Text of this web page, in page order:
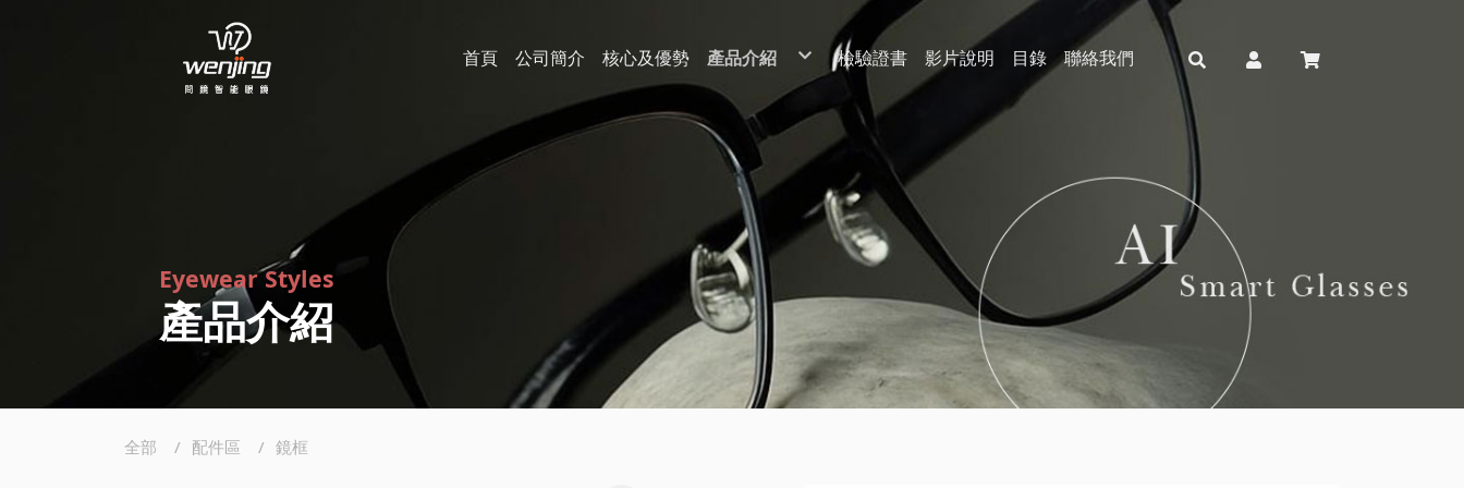
首頁 公司簡介 核心及優勢 產品介紹
淑女款
墨鏡款
配件區
檢驗證書 影片說明 目錄 聯絡我們
Eyewear Styles
產品介紹
全部 配件區 鏡框